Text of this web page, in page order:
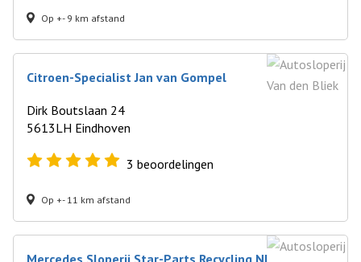
Op +- 9 km afstand
Citroen-Specialist Jan van Gompel
Dirk Boutslaan 24
5613LH Eindhoven
3 beoordelingen
Op +- 11 km afstand
Mercedes Sloperij Star-Parts Recycling NL